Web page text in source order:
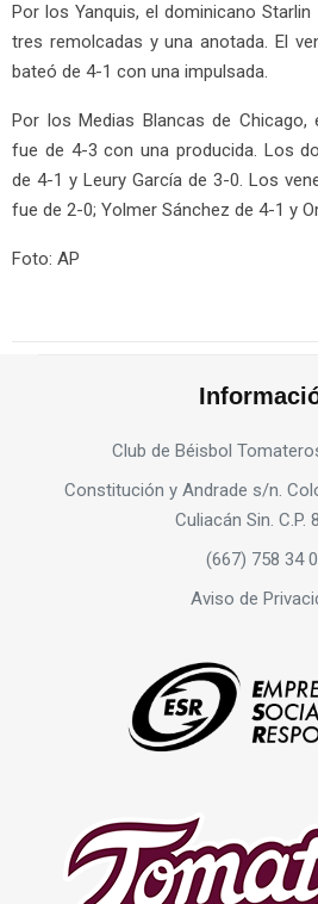
Por los Yanquis, el dominicano
tres remolcadas y una anotada. El
bateó de 4-1 con una impulsada.
Por los Medias Blancas de
fue de 4-3 con una producida. Los
de 4-1 y Leury García de 3-0. Los
fue de 2-0; Yolmer Sánchez de 4-1 y
Foto: AP
Club de Béisbol
Constitución y Andrade s/n.
Culiacán Sin. C.P.
(667) 758 34
Aviso de